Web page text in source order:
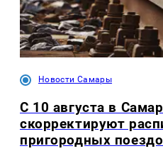
Новости Самары
С 10 августа в
скорректируют
пригородных